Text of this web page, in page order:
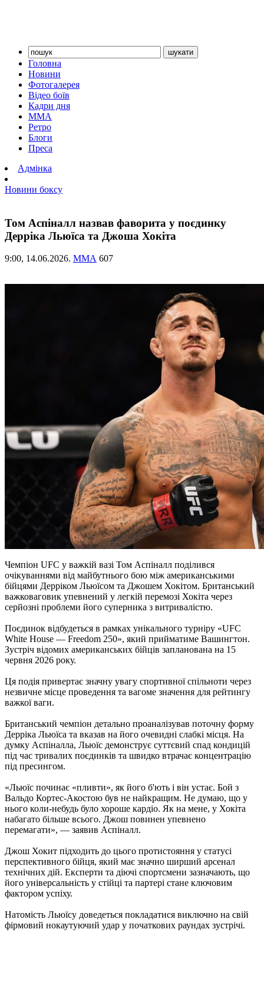
Головна
Новини
Фотогалерея
Відео боїв
Кадри дня
ММА
Ретро
Блоги
Преса
Адмінка
Новини боксу
Том Аспіналл назвав фаворита у поєдинку
Дерріка Льюїса та Джоша Хокіта
9:00, 14.06.2026. ММА 607
Чемпіон UFC у важкій вазі Том Аспіналл поділився
очікуваннями від майбутнього бою між американськими
бійцями Дерріком Льюїсом та Джошем Хокітом. Британський
важковаговик упевнений у легкій перемозі Хокіта через
серйозні проблеми його суперника з витривалістю.
Поєдинок відбудеться в рамках унікального турніру «UFC
White House — Freedom 250», який прийматиме Вашингтон.
Зустріч відомих американських бійців запланована на 15
червня 2026 року.
Ця подія привертає значну увагу спортивної спільноти через
незвичне місце проведення та вагоме значення для рейтингу
важкої ваги.
Британський чемпіон детально проаналізував поточну форму
Дерріка Льюїса та вказав на його очевидні слабкі місця. На
думку Аспіналла, Льюїс демонструє суттєвий спад кондицій
під час тривалих поєдинків та швидко втрачає концентрацію
під пресингом.
«Льюїс починає «пливти», як його б'ють і він устає. Бой з
Вальдо Кортес-Акостою був не найкращим. Не думаю, що у
нього коли-небудь було хороше кардіо. Як на мене, у Хокіта
набагато більше всього. Джош повинен упевнено
перемагати», — заявив Аспіналл.
Джош Хокит підходить до цього протистояння у статусі
перспективного бійця, який має значно ширший арсенал
технічних дій. Експерти та діючі спортсмени зазначають, що
його універсальність у стійці та партері стане ключовим
фактором успіху.
Натомість Льюїсу доведеться покладатися виключно на свій
фірмовий нокаутуючий удар у початкових раундах зустрічі.